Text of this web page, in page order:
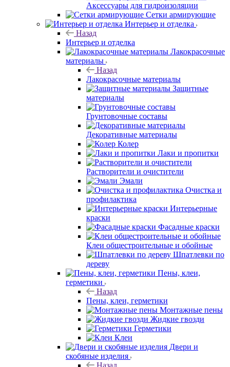
Аксессуары для гидроизоляции
Сетки армирующие
Интерьер и отделка
Назад
Интерьер и отделка
Лакокрасочные
материалы
Назад
Лакокрасочные материалы
Защитные
материалы
Грунтовочные составы
Декоративные материалы
Колер
Лаки и пропитки
Растворители и очистители
Эмали
Очистка и
профилактика
Интерьерные
краски
Фасадные краски
Клеи общестроительные и обойные
Шпатлевки по
дереву
Пены, клеи,
герметики
Назад
Пены, клеи, герметики
Монтажные пены
Жидкие гвозди
Герметики
Клеи
Двери и
скобяные изделия
Назад